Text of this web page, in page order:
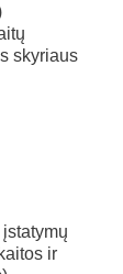
skyriaus
ir